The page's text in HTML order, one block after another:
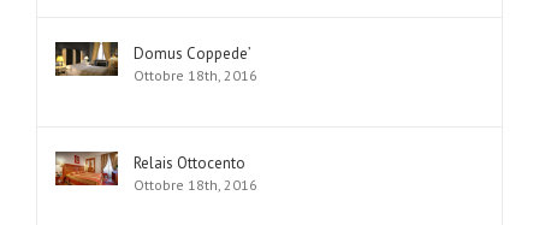
Domus Coppede’
Ottobre 18th, 2016
Relais Ottocento
Ottobre 18th, 2016